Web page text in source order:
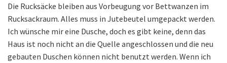
Die Rucksäcke bleiben aus Vorbeugung vor Bettwanzen im
Rucksackraum. Alles muss in Jutebeutel umgepackt werden.
Ich wünsche mir eine Dusche, doch es gibt keine, denn das
Haus ist noch nicht an die Quelle angeschlossen und die neu
gebauten Duschen können nicht benutzt werden. Wenn ich